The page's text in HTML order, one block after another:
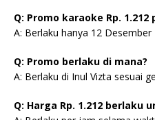
Q: Promo karaoke Rp.
A: Berlaku hanya 12 Desember
Q: Promo berlaku di mana?
A: Berlaku di Inul Vizta sesuai
Q: Harga Rp. 1.212 berlaku